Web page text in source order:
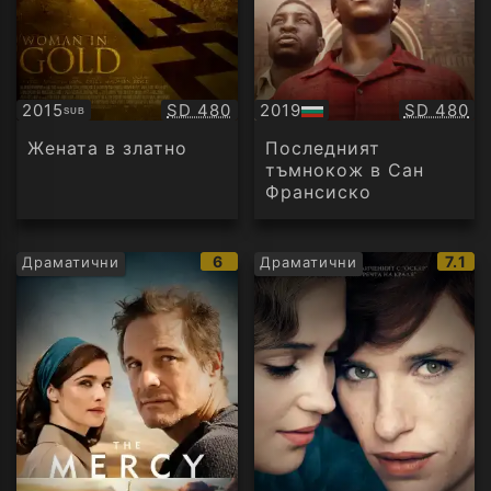
2015SUB
Субтитри Качество:
SD 480
Жената в златно
2019
БГ
аудио
SD 480
Последният
тъмнокож в Сан
Франсиско
Драматични
IMDb
рейтинг:
6 Драматични
IMDb
7.1